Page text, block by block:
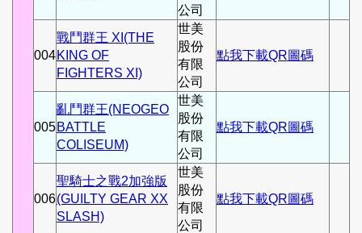
公司
004
戰鬥群王 XI(THE
KING OF
FIGHTERS XI)
世美
股份
有限
公司
點我下載QR圖碼
005
亂鬥群王(NEOGEO
BATTLE
COLISEUM)
世美
股份
有限
公司
點我下載QR圖碼
006
聖騎士之戰2加強版
(GUILTY GEAR XX
SLASH)
世美
股份
有限
公司
點我下載QR圖碼